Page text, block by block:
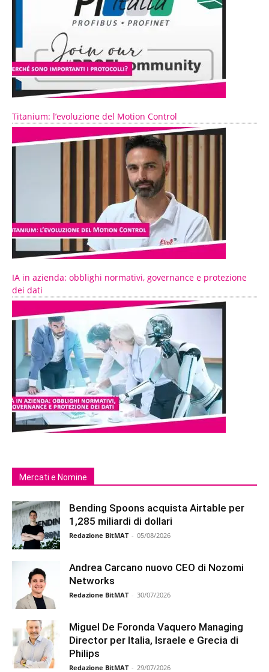
Titanium: l’evoluzione del Motion Control
IA in azienda: obblighi normativi, governance e protezione
dei dati
Mercati e Nomine
Bending Spoons acquista Airtable per
1,285 miliardi di dollari
Redazione BitMAT - 05/08/2026
Andrea Carcano nuovo CEO di Nozomi
Networks
Redazione BitMAT - 30/07/2026
Miguel De Foronda Vaquero Managing
Director per Italia, Israele e Grecia di
Philips
Redazione BitMAT - 29/07/2026